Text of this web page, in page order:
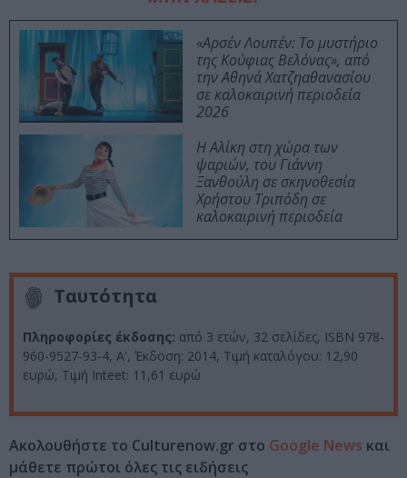
«Αρσέν Λουπέν: Το μυστήριο
της Κούφιας Βελόνας», από
την Αθηνά Χατζηαθανασίου
σε καλοκαιρινή περιοδεία
2026
Η Αλίκη στη χώρα των
ψαριών, του Γιάννη
Ξανθούλη σε σκηνοθεσία
Χρήστου Τριπόδη σε
καλοκαιρινή περιοδεία
Ταυτότητα
Πληροφορίες έκδοσης: από 3 ετών, 32 σελίδες, ISBN 978-
960-9527-93-4, Α', Έκδοση: 2014, Τιμή καταλόγου: 12,90
ευρώ, Τιμή Inteet: 11,61 ευρώ
Ακολουθήστε το Culturenow.gr στο Google News και
μάθετε πρώτοι όλες τις ειδήσεις